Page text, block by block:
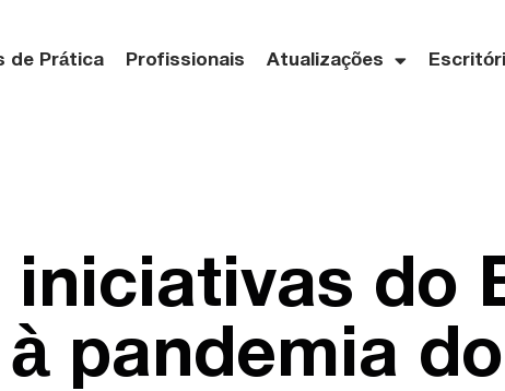
de Prática Profissionais Atualizações
iniciativas do
pandemia